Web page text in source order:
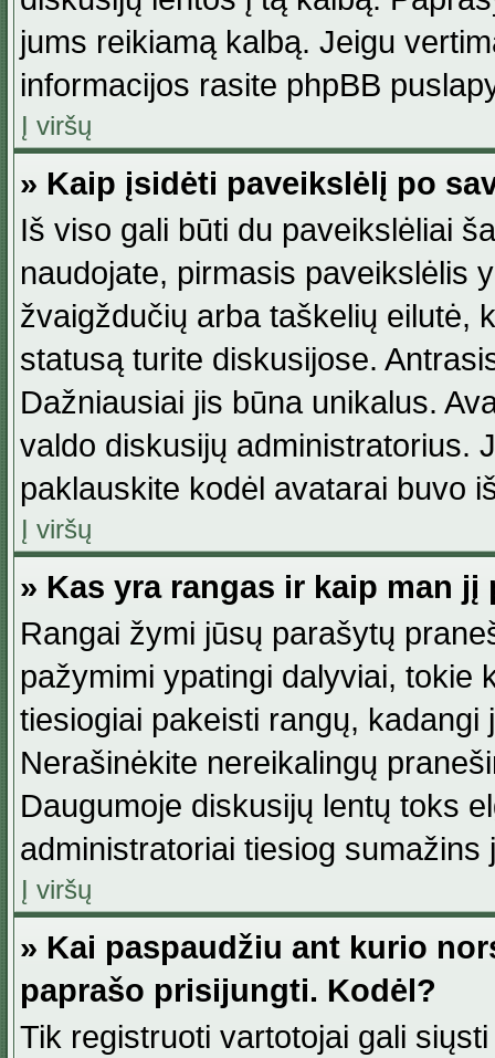
jums reikiamą kalbą. Jeigu
informacijos rasite phpBB
Į viršų
» Kaip įsidėti paveikslėlį po
Iš viso gali būti du paveikslėliai
naudojate, pirmasis paveikslėlis
žvaigždučių arba taškelių eilutė,
statusą turite diskusijose.
Dažniausiai jis būna unikalus.
valdo diskusijų administratorius.
paklauskite kodėl avatarai buvo
Į viršų
» Kas yra rangas ir kaip man jį
Rangai žymi jūsų parašytų
pažymimi ypatingi dalyviai, tokie
tiesiogiai pakeisti rangų,
Nerašinėkite nereikalingų
Daugumoje diskusijų lentų toks
administratoriai tiesiog
Į viršų
» Kai paspaudžiu ant kurio
paprašo prisijungti. Kodėl?
Tik registruoti vartotojai gali